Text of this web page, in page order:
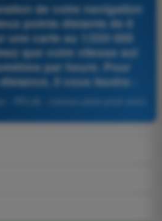
de votre navigation
points distants de 6
une carte au 1/250 000
que votre vitesse sol
par heure. Pour
il vous faudra :
- PPL(A) - Licence pilote privé avion